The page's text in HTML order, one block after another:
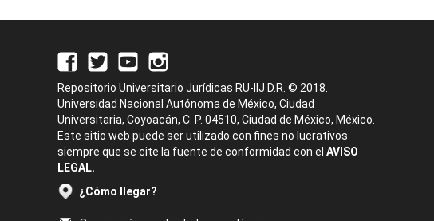
Repositorio Universitario Jurídicas RU-IIJ D.R. © 2018.
Universidad Nacional Autónoma de México, Ciudad
Universitaria, Coyoacán, C. P. 04510, Ciudad de México, México.
Este sitio web puede ser utilizado con fines no lucrativos
siempre que se cite la fuente de conformidad con el AVISO
LEGAL.
¿Cómo llegar?